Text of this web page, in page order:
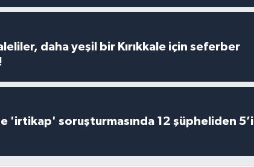
daha yeşil bir Kırıkkale için seferber
'irtikap' soruşturmasında 12 şüpheliden 5’i